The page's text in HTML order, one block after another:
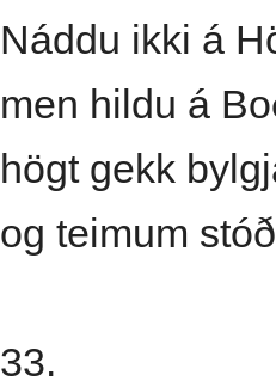
Náddu ikki á
men hildu á
högt gekk
og teimum
33.